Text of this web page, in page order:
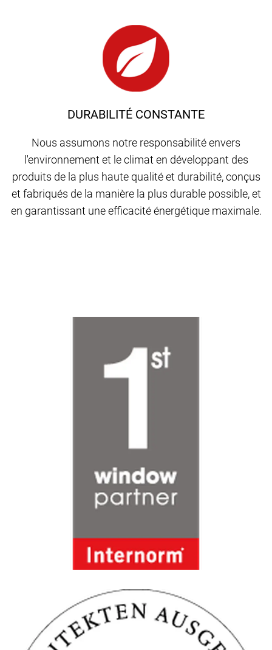
DURABILITÉ CONSTANTE
Nous assumons notre responsabilité envers
l'environnement et le climat en développant des
produits de la plus haute qualité et durabilité, conçus
et fabriqués de la manière la plus durable possible, et
en garantissant une efficacité énergétique maximale.